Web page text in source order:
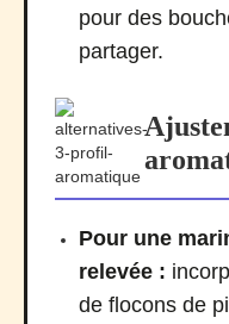
pour des
partager.
Pour une
relevée :
de flocons de